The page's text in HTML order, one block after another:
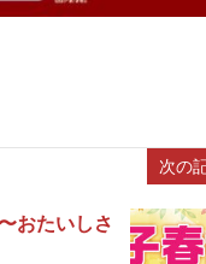
次の
おたいしさ